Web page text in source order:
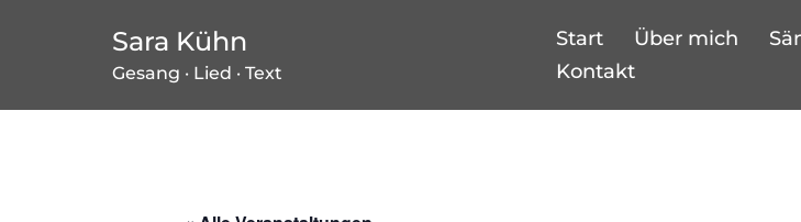
Sara Kühn
Gesang · Lied · Text
Start Über mich
Kontakt